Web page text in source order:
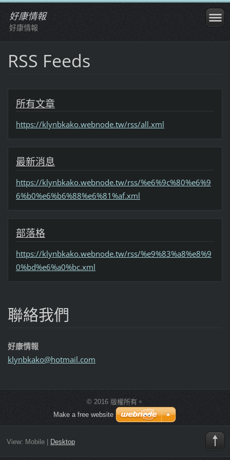
好康情報
好康情報
RSS Feeds
所有文章
https://klynbkako.webnode.tw/rss/all.xml
最新消息
https://klynbkako.webnode.tw/rss/%e6%9c%80%e6%9
6%b0%e6%b6%88%e6%81%af.xml
部落格
https://klynbkako.webnode.tw/rss/%e9%83%a8%e8%9
0%bd%e6%a0%bc.xml
聯絡我們
好康情報
klynbkako@hotmail.com
© 2016 版權所有。
Make a free website
View: Mobile| Desktop